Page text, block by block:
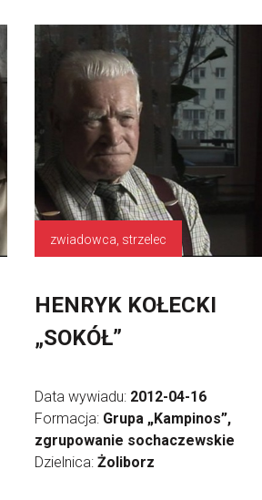
zwiadowca, strzelec
HENRYK KOŁECKI
„SOKÓŁ”
Data wywiadu: 2012-04-16
Formacja: Grupa „Kampinos”,
zgrupowanie sochaczewskie
Dzielnica: Żoliborz